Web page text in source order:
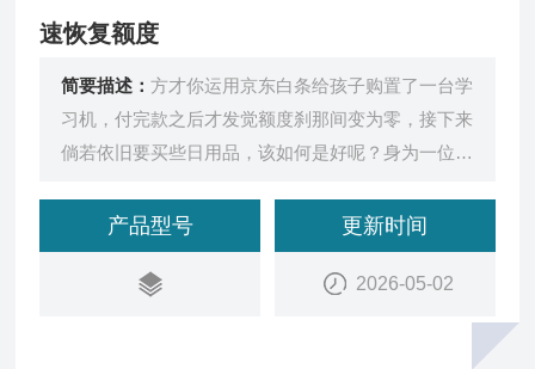
速恢复额度
简要描述：方才你运用京东白条给孩子购置了一台学
习机，付完款之后才发觉额度刹那间变为零，接下来
倘若依旧要买些日用品，该如何是好呢？身为一位时
产品型号 更新时间
2026-05-02